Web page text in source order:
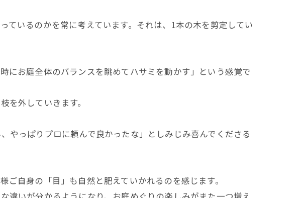
いるのかを常に考えています。それは、1本の木を剪定してい
にお庭全体のバランスを眺めてハサミを動かす」という感覚で
を外していきます。
やっぱりプロに頼んで良かったな」としみじみ喜んでくださる
自身の「目」も自然と肥えていかれるのを感じます。